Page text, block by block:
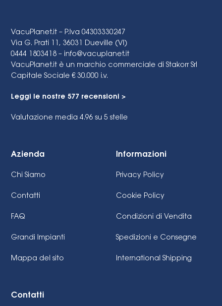
VacuPlanet.it – P.Iva 04303330247
Via G. Prati 11, 36031 Dueville (VI)
0444 1803418 – info@vacuplanet.it
VacuPlanet.it è un marchio commerciale di Stakorr Srl
Capitale Sociale € 30.000 i.v.
Leggi le nostre 577 recensioni >
Valutazione media 4.96 su 5 stelle
Azienda
Chi Siamo
Contatti
FAQ
Grandi Impianti
Mappa del sito
Informazioni
Privacy Policy
Cookie Policy
Condizioni di Vendita
Spedizioni e Consegne
International Shipping
Contatti